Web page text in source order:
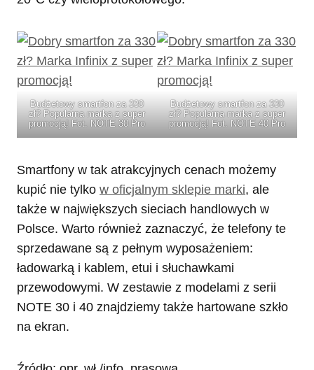
Budżetowy smartfon za 330
zł? Popularna marka z super
promocją! Fot. NOTE 30 Pro
Budżetowy smartfon za 330
zł? Popularna marka z super
promocją! Fot. NOTE 40 Pro
Smartfony w tak atrakcyjnych cenach możemy
kupić nie tylko w oficjalnym sklepie marki, ale
także w największych sieciach handlowych w
Polsce. Warto również zaznaczyć, że telefony te
sprzedawane są z pełnym wyposażeniem:
ładowarką i kablem, etui i słuchawkami
przewodowymi. W zestawie z modelami z serii
NOTE 30 i 40 znajdziemy także hartowane szkło
na ekran.